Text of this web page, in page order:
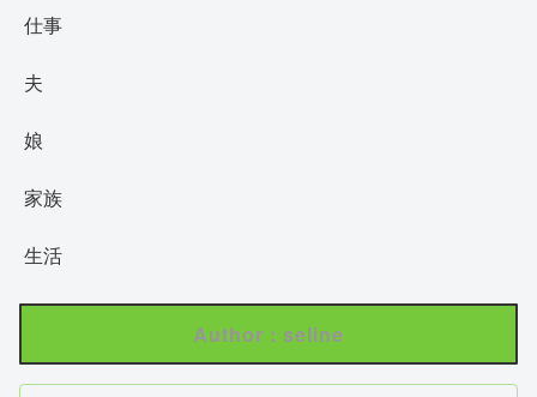
仕事
夫
娘
家族
生活
Author : seline